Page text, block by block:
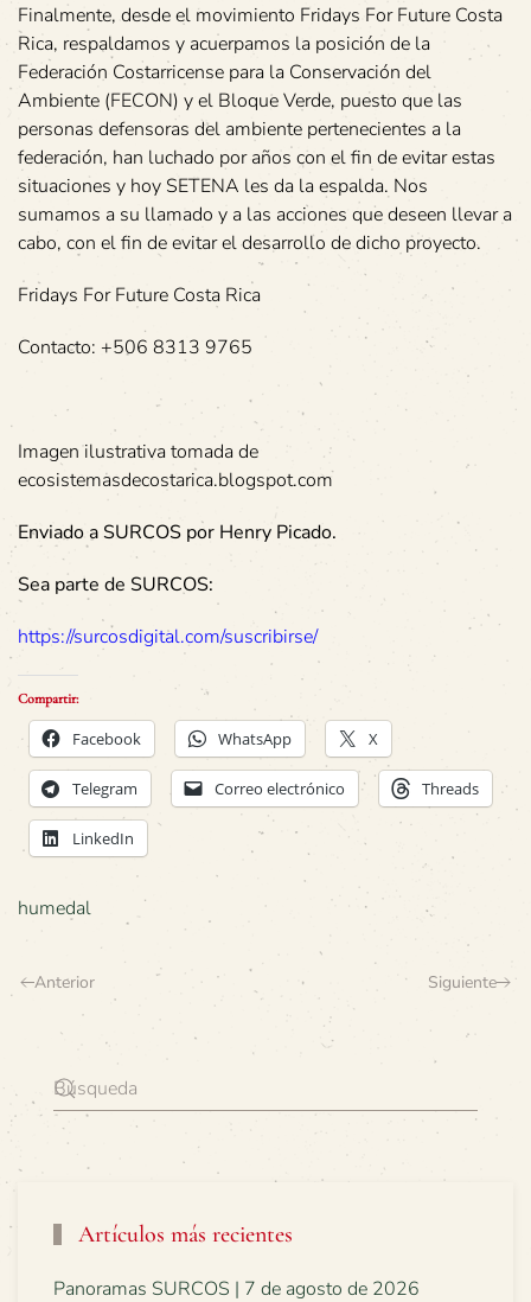
Finalmente, desde el movimiento Fridays For Future Costa
Rica, respaldamos y acuerpamos la posición de la
Federación Costarricense para la Conservación del
Ambiente (FECON) y el Bloque Verde, puesto que las
personas defensoras del ambiente pertenecientes a la
federación, han luchado por años con el fin de evitar estas
situaciones y hoy SETENA les da la espalda. Nos
sumamos a su llamado y a las acciones que deseen llevar a
cabo, con el fin de evitar el desarrollo de dicho proyecto.
Fridays For Future Costa Rica
Contacto: +506 8313 9765
Imagen ilustrativa tomada de
ecosistemasdecostarica.blogspot.com
Enviado a SURCOS por Henry Picado.
Sea parte de SURCOS:
https://surcosdigital.com/suscribirse/
Compartir:
Facebook WhatsApp X
Telegram Correo electrónico Threads
LinkedIn
humedal
Anterior Siguiente
Artículos más recientes
Panoramas SURCOS | 7 de agosto de 2026